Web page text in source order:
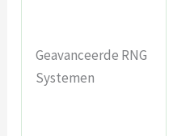
Geavanceerde RNG
Systemen